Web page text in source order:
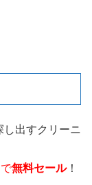
し出すクリーニ
無料セール！